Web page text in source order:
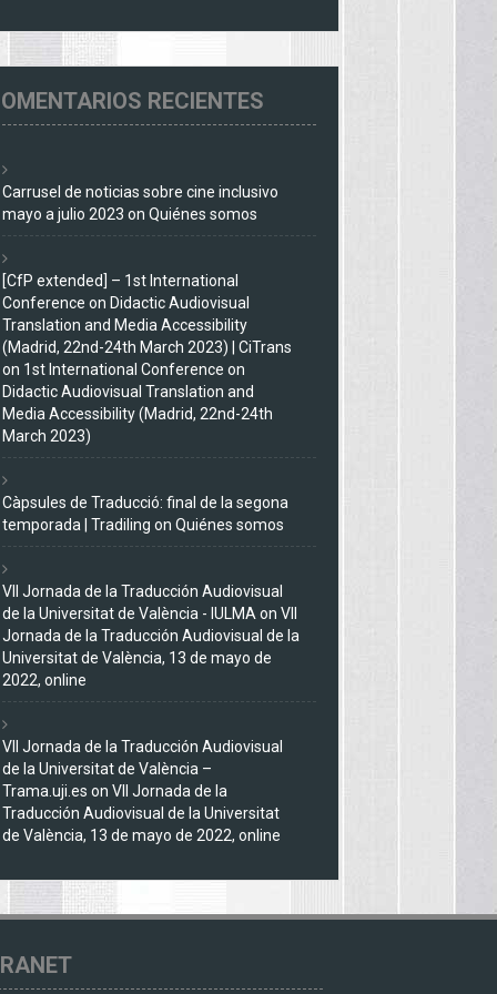
RECIENTES
Carrusel de noticias sobre cine inclusivo
mayo a julio 2023 on Quiénes somos
[CfP extended] – 1st International
Conference on Didactic Audiovisual
Translation and Media Accessibility
(Madrid, 22nd-24th March 2023) | CiTrans
on 1st International Conference on
Didactic Audiovisual Translation and
Media Accessibility (Madrid, 22nd-24th
March 2023)
Càpsules de Traducció: final de la segona
temporada | Tradiling on Quiénes somos
VII Jornada de la Traducción Audiovisual
de la Universitat de València - IULMAon VII
Jornada de la Traducción Audiovisual de la
Universitat de València, 13 de mayo de
2022, online
VII Jornada de la Traducción Audiovisual
de la Universitat de València –
Trama.uji.es on VII Jornada de la
Traducción Audiovisual de la Universitat
de València, 13 de mayo de 2022, online